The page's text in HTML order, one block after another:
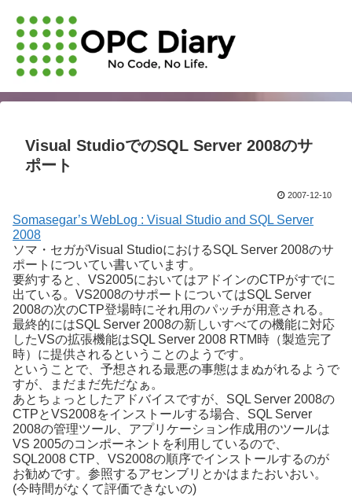
Visual StudioでのSQL Server 2008のサ
ポート
2007-12-10
Somasegar’s WebLog : Visual Studio and SQL Server
2008
ソマ・セガがVisual StudioにおけるSQL Server 2008のサ
ポートについてい書いています。
要約すると、VS2005においてはアドインのCTPがすでに
出ている。VS2008のサポートについてはSQL Server
2008の次のCTP登場時にそれ用のパッチが用意される。
最終的にはSQL Server 2008の新しいすべての機能に対応
したVSの拡張機能はSQL Server 2008 RTM時（製造完了
時）に提供されるということのようです。
ということで、予想される最悪の事態はまぬがれるようで
すが、まだまだ先だなぁ。
あとちょっとしたアドバイスですが、SQL Server 2008の
CTPとVS2008をインストールする場合、SQL Server
2008の管理ツール、アプリケーション作成用のツールは
VS 2005のコンポーネントを利用しているので、
SQL2008 CTP、VS2008の順序でインストールするのが
お勧めです。参照するアセンブリとかはまたおいおい。
(今時間がなくて評価できないの)